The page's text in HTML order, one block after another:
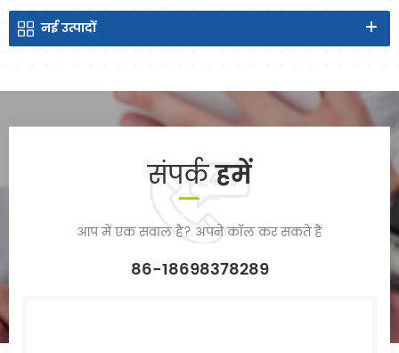
नईउत्पादों
संपर्कहमें
आप में एक सवाल है? अपने कॉल कर सकते हैं
86-18698378289